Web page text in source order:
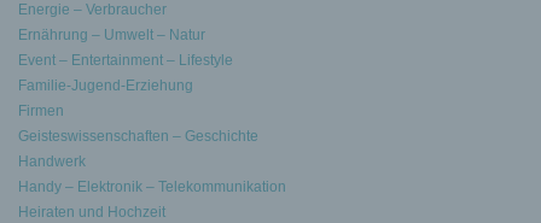
Energie – Verbraucher
Ernährung – Umwelt – Natur
Event – Entertainment – Lifestyle
Familie-Jugend-Erziehung
Firmen
Geisteswissenschaften – Geschichte
Handwerk
Handy – Elektronik – Telekommunikation
Heiraten und Hochzeit